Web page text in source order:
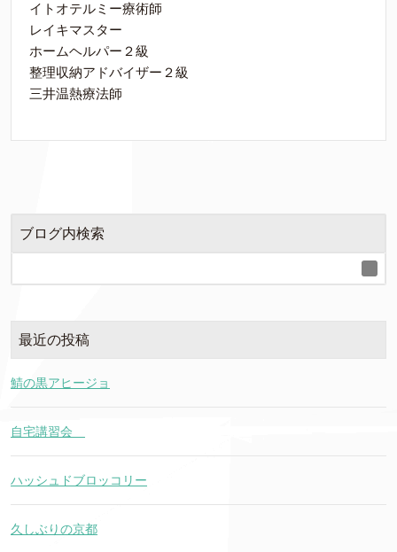
イトオテルミー療術師
レイキマスター
ホームヘルパー２級
整理収納アドバイザー２級
三井温熱療法師
ブログ内検索
最近の投稿
鯖の黒アヒージョ
自宅講習会
ハッシュドブロッコリー
久しぶりの京都